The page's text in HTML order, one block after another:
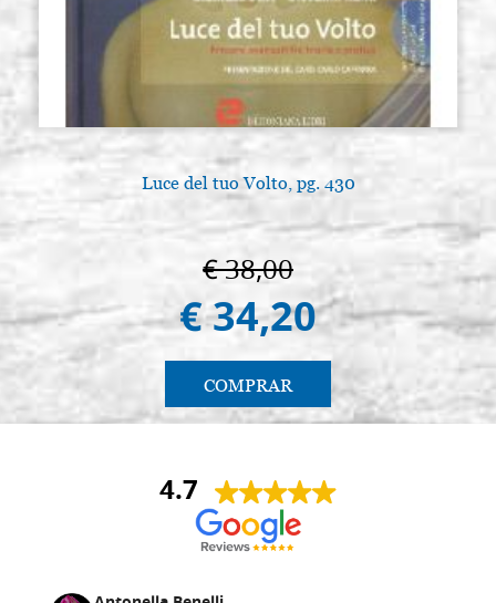
Luce del tuo Volto, pg. 430
€ 38,00
€ 34,20
COMPRAR
4.7